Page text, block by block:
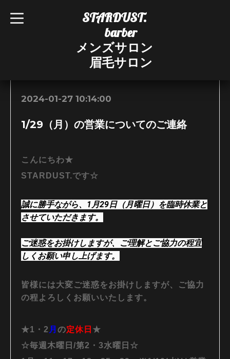
STARDUST.
barber
メンズサロン
眉毛サロン
t
o
お知らせ
2024-01-27 10:14:00
1/29（月）の営業についてのご連絡
こんにちわ★
STARDUST.です☆
誠に勝手ながら、1月29日（月曜日）を臨時休業と
させていただきます。
ご迷惑をお掛けしますが、ご理解とご協力の程宜
しくお願い申し上げます。
皆様には大変ご迷惑をお掛けしますが、ご協力
の程よろしくお願いいたします。
★1・2 月 の定休日 ★
☆毎週木曜日/第2・3水曜日☆